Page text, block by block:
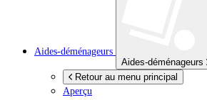
Aides-déménageurs
Aides-déménageurs
Retour au menu principal
Aperçu